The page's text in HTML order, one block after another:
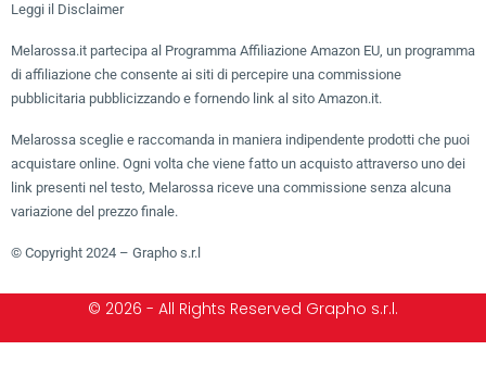
Leggi il Disclaimer
Melarossa.it partecipa al Programma Affiliazione Amazon EU, un programma
di affiliazione che consente ai siti di percepire una commissione
pubblicitaria pubblicizzando e fornendo link al sito Amazon.it.
Melarossa sceglie e raccomanda in maniera indipendente prodotti che puoi
acquistare online. Ogni volta che viene fatto un acquisto attraverso uno dei
link presenti nel testo, Melarossa riceve una commissione senza alcuna
variazione del prezzo finale.
© Copyright 2024 – Grapho s.r.l
© 2026 - All Rights Reserved Grapho s.r.l.